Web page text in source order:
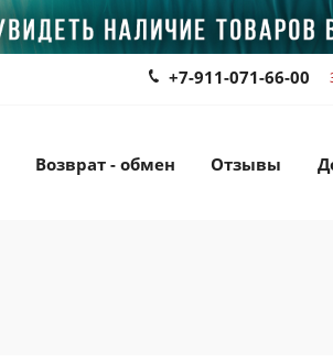
+7-911-071-66-00
Возврат - обмен Отзывы